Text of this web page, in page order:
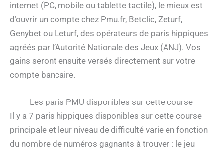
internet (PC, mobile ou tablette tactile), le mieux est
d’ouvrir un compte chez Pmu.fr, Betclic, Zeturf,
Genybet ou Leturf, des opérateurs de paris hippiques
agréés par l’Autorité Nationale des Jeux (ANJ). Vos
gains seront ensuite versés directement sur votre
compte bancaire.
Les paris PMU disponibles sur cette course
Il y a 7 paris hippiques disponibles sur cette course
principale et leur niveau de difficulté varie en fonction
du nombre de numéros gagnants à trouver : le jeu